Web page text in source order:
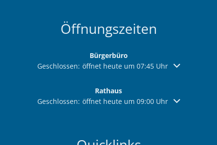
Öffnungszeiten
Bürgerbüro
Klicken, um weitere Öffnungs- oder Schließzeiten
Geschlossen: öffnet heute um 07:45 Uhr
Rathaus
Klicken, um weitere Öffnungs- oder Schließzeiten
Geschlossen: öffnet heute um 09:00 Uhr